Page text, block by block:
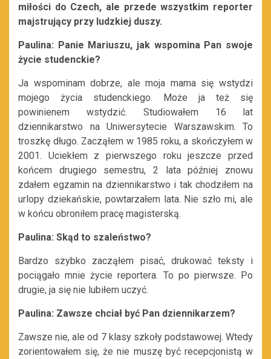
miłości do Czech, ale przede wszystkim reporter
majstrujący przy ludzkiej duszy.
Paulina: Panie Mariuszu, jak wspomina Pan swoje
życie studenckie?
Ja wspominam dobrze, ale moja mama się wstydzi
mojego życia studenckiego. Może ja też się
powinienem wstydzić. Studiowałem 16 lat
dziennikarstwo na Uniwersytecie Warszawskim. To
troszkę długo. Zacząłem w 1985 roku, a skończyłem w
2001. Uciekłem z pierwszego roku jeszcze przed
końcem drugiego semestru, 2 lata później znowu
zdałem egzamin na dziennikarstwo i tak chodziłem na
urlopy dziekańskie, powtarzałem lata. Nie szło mi, ale
w końcu obroniłem pracę magisterską.
Paulina: Skąd to szaleństwo?
Bardzo szybko zacząłem pisać, drukować teksty i
pociągało mnie życie reportera. To po pierwsze. Po
drugie, ja się nie lubiłem uczyć.
Paulina: Zawsze chciał być Pan dziennikarzem?
Zawsze nie, ale od 7 klasy szkoły podstawowej. Wtedy
zorientowałem się, że nie muszę być recepcjonistą w